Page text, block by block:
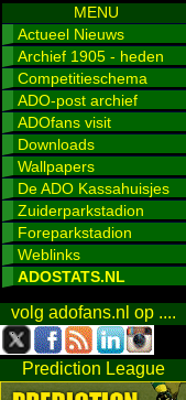
MENU
Actueel Nieuws
Archief 1905 - heden
Competitieschema
ADO-post archief
ADOfans visit
Downloads
Wallpapers
De ADO Kassahuisjes
Zuiderparkstadion
Foreparkstadion
Weblinks
ADOSTATS.NL
volg adofans.nl op ....
Prediction League